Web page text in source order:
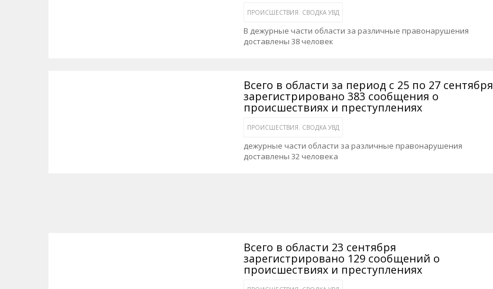
ПРОИСШЕСТВИЯ. СВОДКА УВД
В дежурные части области за различные правонарушения
доставлены 38 человек
Всего в области за период с 25 по 27 сентября
зарегистрировано 383 сообщения о
происшествиях и преступлениях
ПРОИСШЕСТВИЯ. СВОДКА УВД
дежурные части области за различные правонарушения
доставлены 32 человека
Всего в области 23 сентября
зарегистрировано 129 сообщений о
происшествиях и преступлениях